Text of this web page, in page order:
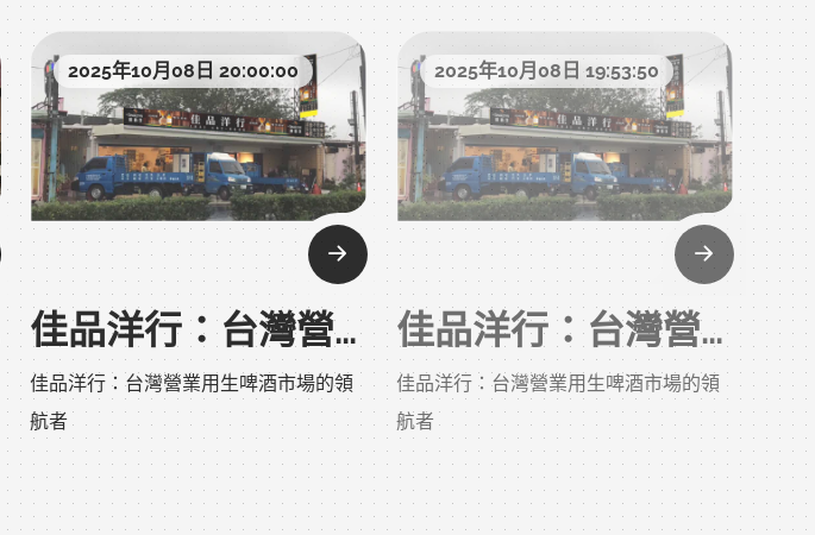
標題：佳品洋行｜桃園中壢洋酒專賣店
｜威士忌紅酒清酒專業通路
描述：桃園中壢最專業的洋酒專賣店，
提供威士忌、紅酒、清酒、香檳等進口
酒類。婚宴用酒、企業送禮一站式服
務，價格實惠，現貨供應。
保田
「入門威士忌推薦」、「3000元以下紅
酒」、「送禮清酒推薦」
桃園買酒、中壢洋酒、桃園威士忌專賣
店
中壢買紅酒、桃園清酒專賣、中壢酒類
專賣店
桃園附近洋酒行、中壢葡萄酒店
婚宴用酒、謝師宴酒水、尾牙春酒用酒
送禮洋酒推薦、生日禮物酒、父親節威
士忌
收藏級威士忌、投資威士忌
專賣店
桃園附近洋酒行、中壢葡萄酒店
婚宴用酒、謝師宴酒水、尾牙春酒用酒
送禮洋酒推薦、生日禮物酒、父親節威
士忌
收藏級威士忌、投資威士忌
威士忌怎麼選、紅酒如何配餐
清酒種類差異、香檳怎麼挑
2025年10月08日 20:00:00
佳品洋行：台灣營業用生啤酒市場的領航者
佳品洋行：台灣營業用生啤酒市場的領
航者
2025年10月08日 19:53:50
佳品洋行：台灣營業用生啤酒市場的領航者
佳品洋行：台灣營業用生啤酒市場的領
航者
2025年10月06日 18:40:00 2025年10月06日 18:30:00